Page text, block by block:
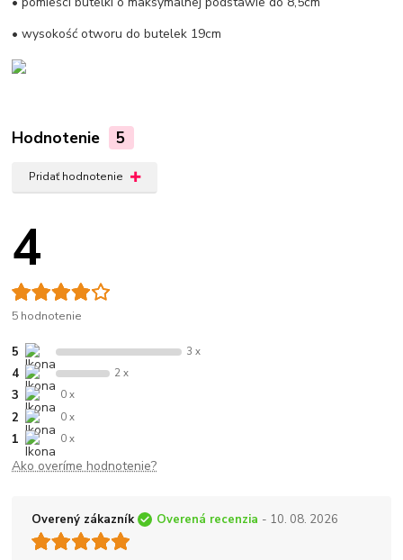
• wysokość otworu do butelek 19cm
Hodnotenie 5
Pridať hodnotenie
4
5 hodnotenie
5 3 x
4 2 x
3 0 x
2 0 x
1 0 x
Ako overíme hodnotenie?
Overený zákazník Overená recenzia - 10. 08. 2026